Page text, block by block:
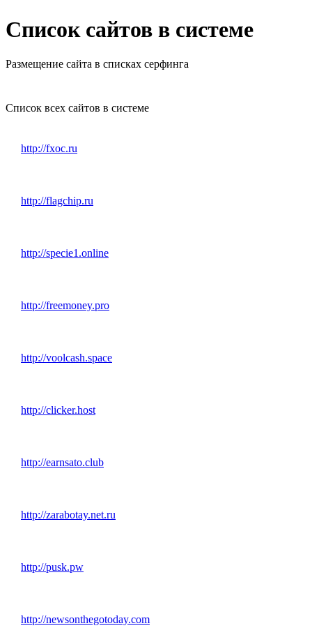
Список сайтов в системе
Размещение сайта в списках серфинга
Список всех сайтов в системе
http://fxoc.ru
http://flagchip.ru
http://specie1.online
http://freemoney.pro
http://voolcash.space
http://clicker.host
http://earnsato.club
http://zarabotay.net.ru
http://pusk.pw
http://newsonthegotoday.com